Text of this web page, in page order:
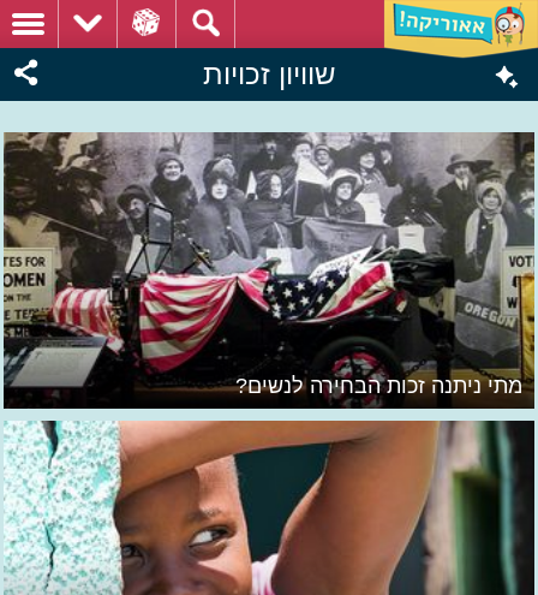
שוויון זכויות
מתי ניתנה זכות הבחירה לנשים?